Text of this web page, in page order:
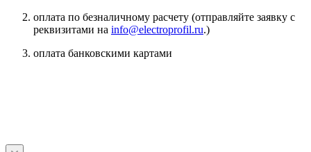
оплата по безналичному расчету (отправляйте заявку с
реквизитами на info@electroprofil.ru.)
оплата банковскими картами